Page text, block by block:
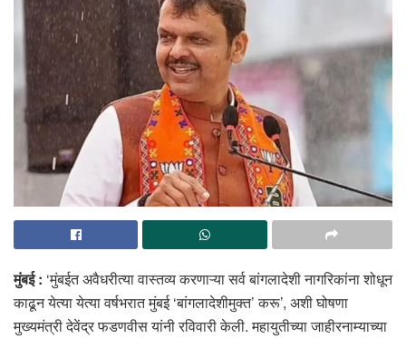
मुंबई : ‘मुंबईत अवैधरीत्या वास्तव्य करणाऱ्या सर्व बांगलादेशी नागरिकांना शोधून
काढून येत्या येत्या वर्षभरात मुंबई ‘बांगलादेशीमुक्त’ करू’, अशी घोषणा
मुख्यमंत्री देवेंद्र फडणवीस यांनी रविवारी केली. महायुतीच्या जाहीरनाम्याच्या